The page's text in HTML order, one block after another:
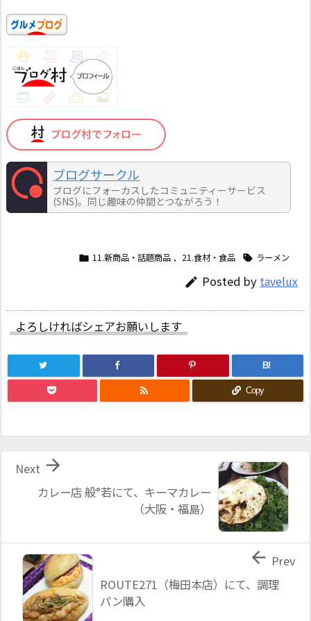
ブログサークル
ブログにフォーカスしたコミュニティーサービス
(SNS)。同じ趣味の仲間とつながろう！
 11.新商品・話題商品 , 21.食材・食品  ラーメン
 Posted by tavelux
よろしければシェアお願いします
B!
 Copy
カレー店 般°若にて、キーマカレー
（大阪・福島）

Next
ROUTE271（梅田本店）にて、調理
パン購入
 Prev